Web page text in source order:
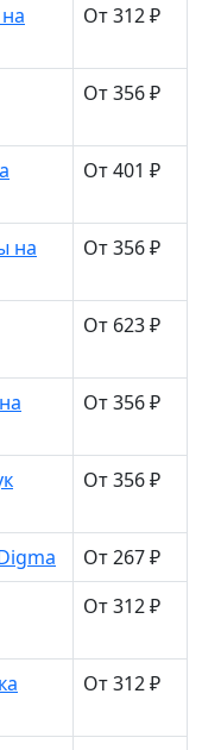
От 312 ₽
От 356 ₽
От 401 ₽
на
От 356 ₽
От 623 ₽
От 356 ₽
От 356 ₽
От 267 ₽
От 312 ₽
От 312 ₽